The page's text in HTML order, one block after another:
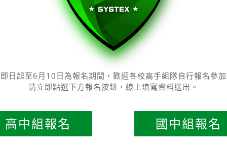
即日起至6月10日為報名期間，歡迎各校高手組隊自行報名參加
請立即點選下方報名按鈕，線上填寫資料送出。
高中組報名 國中組報名